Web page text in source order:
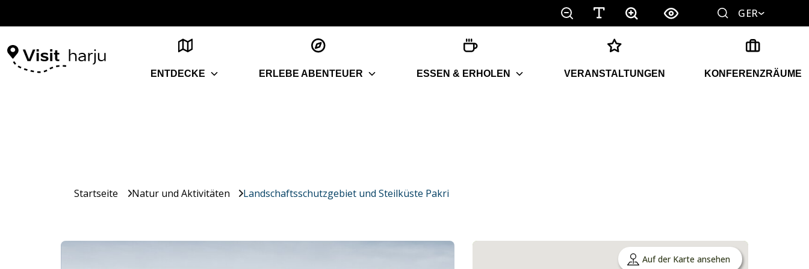
GER
ENTDECKE ERLEBE ABENTEUER ESSEN & ERHOLEN VERANSTALTUNGEN KONFERENZRÄUME
Startseite Natur und Aktivitäten Landschaftsschutzgebiet und Steilküste Pakri
Auf der Karte ansehen